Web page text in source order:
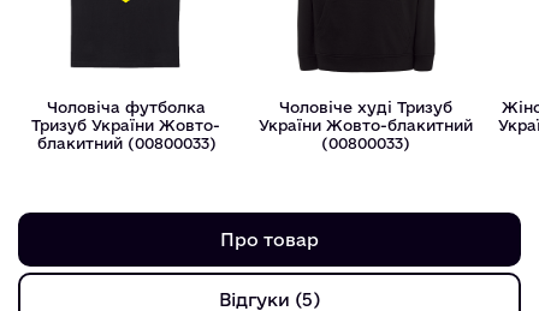
Чоловіча футболка
Тризуб України Жовто-
блакитний (00800033)
Чоловіче худі Тризуб
України Жовто-блакитний
(00800033)
Про товар
Відгуки (5)